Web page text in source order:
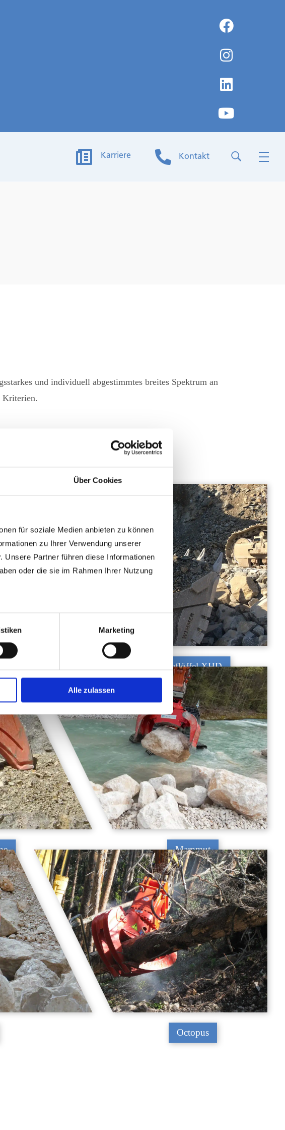
Über Cookies
für soziale Medien anbieten zu können
zu Ihrer Verwendung unserer
Unsere Partner führen diese Informationen
oder die sie im Rahmen Ihrer Nutzung
Marketing
Alle zulassen
Karriere Kontakt
und individuell abgestimmtes breites Spektrum an
Kriterien.
Tieflöffel XHD
Mammut
Octopus